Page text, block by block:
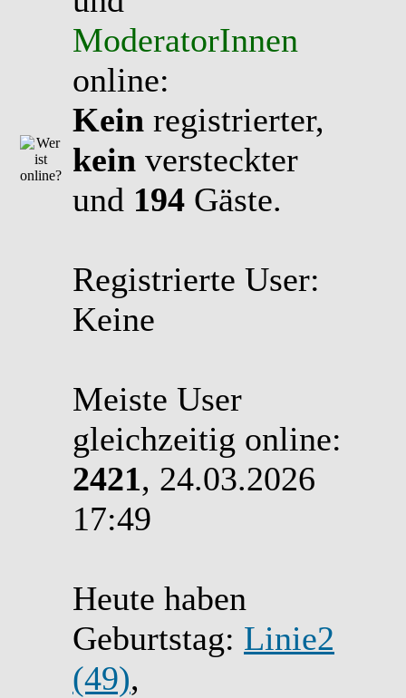
ModeratorInnen
online:
Kein registrierter,
kein versteckter
und 194 Gäste.
Registrierte User:
Keine
Meiste User
gleichzeitig online:
2421, 24.03.2026
17:49
Heute haben
Geburtstag: Linie2
(49),